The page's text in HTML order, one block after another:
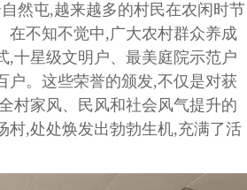
然屯,越来越多的村民在农闲时节
在不知不觉中,广大农村群众养成
,十星级文明户、最美庭院示范户
户。这些荣誉的颁发,不仅是对获
村家风、民风和社会风气提升的
村,处处焕发出勃勃生机,充满了活